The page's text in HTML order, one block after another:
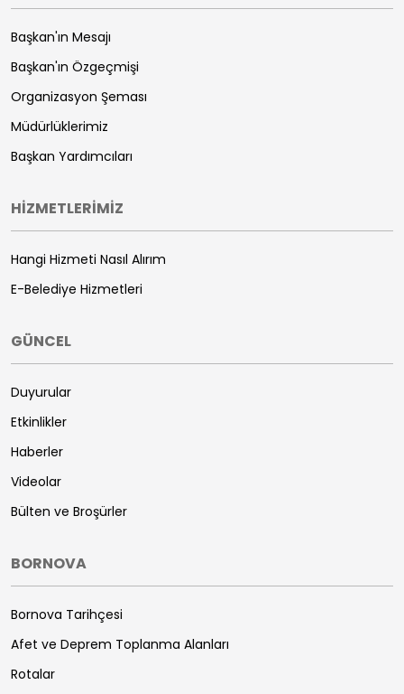
Başkan'ın Mesajı
Başkan'ın Özgeçmişi
Organizasyon Şeması
Müdürlüklerimiz
Başkan Yardımcıları
HİZMETLERİMİZ
Hangi Hizmeti Nasıl Alırım
E-Belediye Hizmetleri
GÜNCEL
Duyurular
Etkinlikler
Haberler
Videolar
Bülten ve Broşürler
BORNOVA
Bornova Tarihçesi
Afet ve Deprem Toplanma Alanları
Rotalar